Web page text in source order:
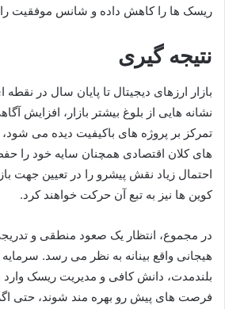
ریسک ها را کاهش داده و شانس موفقیت
نتیجه گیری
بازار ارزهای دیجیتال تا پایان سال در
نشانه هایی از بلوغ بیشتر بازار، افزایش
تمرکز بر پروژه های باکیفیت دیده می
های کلان اقتصادی همچنان سایه خود را
احتمال زیاد نقش پیشرو را در تعیین جهت
کوین ها نیز به تبع آن حرکت خواهند کرد.
در مجموع، انتظار یک صعود منطقی و
هیجانی واقع بینانه به نظر می رسد. سرمایه
بلندمدت، دانش کافی و مدیریت ریسک وارد
فرصت های پیش رو بهره مند شوند، حتی